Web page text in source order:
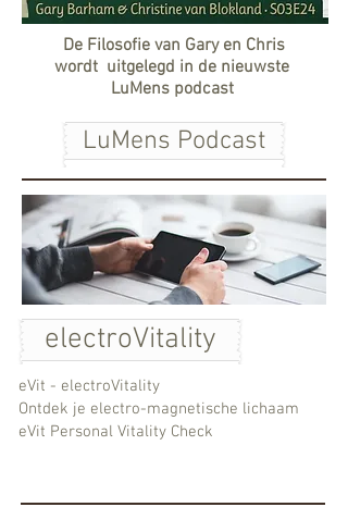
De Filosofie van Gary en Chris
wordt uitgelegd in de nieuwste
LuMens podcast
LuMens Podcast
electroVitality
eVit - electroVitality
Ontdek je electro-magnetische lichaam
eVit Personal Vitality Check